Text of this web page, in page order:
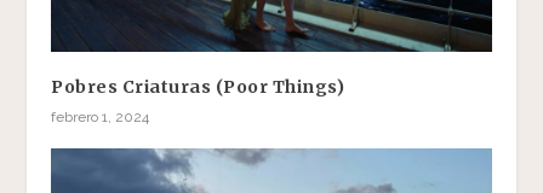
Pobres Criaturas (Poor Things)
febrero 1, 2024